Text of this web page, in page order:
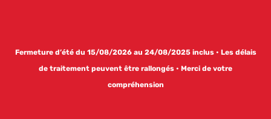
Fermeture d’été du 15/08/2026 au 24/08/2025 inclus • Les délais
de traitement peuvent être rallongés • Merci de votre
compréhension